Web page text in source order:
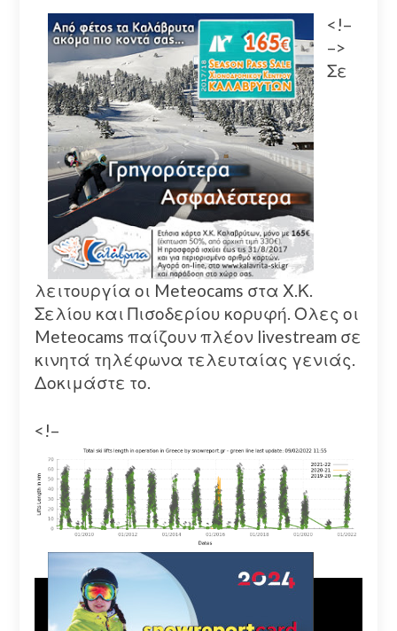
<!–
–>
Σε
λειτουργία οι Meteocams στα Χ.Κ.
Σελίου και Πισοδερίου κορυφή. Ολες οι
Meteocams παίζουν πλέον livestream σε
κινητά τηλέφωνα τελευταίας γενιάς.
Δοκιμάστε το.
<!–